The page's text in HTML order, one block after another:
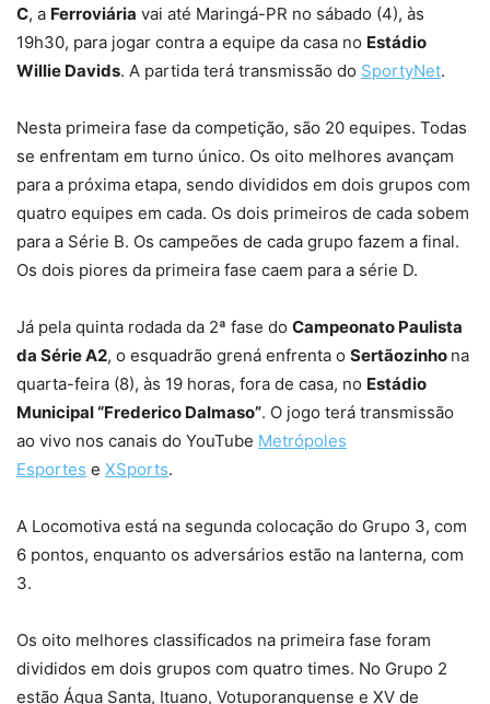
C, a Ferroviária vai até Maringá-PR no sábado (4), às
19h30, para jogar contra a equipe da casa no Estádio
Willie Davids. A partida terá transmissão do SportyNet.
Nesta primeira fase da competição, são 20 equipes. Todas
se enfrentam em turno único. Os oito melhores avançam
para a próxima etapa, sendo divididos em dois grupos com
quatro equipes em cada. Os dois primeiros de cada sobem
para a Série B. Os campeões de cada grupo fazem a final.
Os dois piores da primeira fase caem para a série D.
Já pela quinta rodada da 2ª fase do Campeonato Paulista
da Série A2, o esquadrão grená enfrenta o Sertãozinho na
quarta-feira (8), às 19 horas, fora de casa, no Estádio
Municipal “Frederico Dalmaso”. O jogo terá transmissão
ao vivo nos canais do YouTube Metrópoles
Esportes e XSports.
A Locomotiva está na segunda colocação do Grupo 3, com
6 pontos, enquanto os adversários estão na lanterna, com
3.
Os oito melhores classificados na primeira fase foram
divididos em dois grupos com quatro times. No Grupo 2
estão Água Santa, Ituano, Votuporanguense e XV de